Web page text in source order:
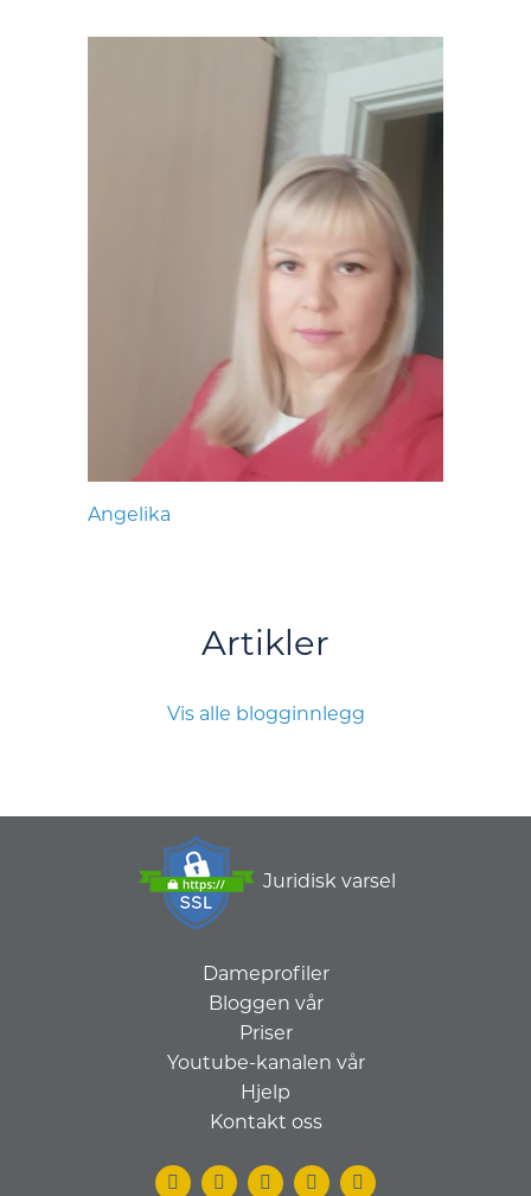
Angelika
Artikler
Vis alle blogginnlegg
Juridisk varsel
Dameprofiler
Bloggen vår
Priser
Youtube-kanalen vår
Hjelp
Kontakt oss